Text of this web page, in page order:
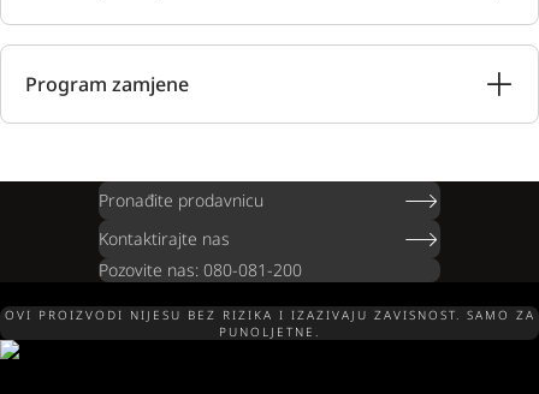
Program zamjene
Pronađite prodavnicu
Kontaktirajte nas
Pozovite nas: 080-081-200
OVI PROIZVODI NIJESU BEZ RIZIKA I IZAZIVAJU ZAVISNOST. SAMO ZA
PUNOLJETNE.